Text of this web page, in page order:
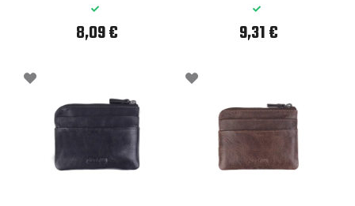
8,09 € 9,31 €